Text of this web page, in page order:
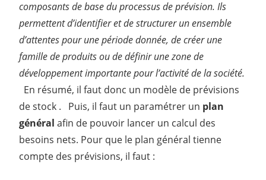
composants de base du processus de prévision. Ils
permettent d’identifier et de structurer un ensemble
d’attentes pour une période donnée, de créer une
famille de produits ou de définir une zone de
développement importante pour l’activité de la société.
En résumé, il faut donc un modèle de prévisions
de stock . Puis, il faut un paramétrer un plan
général afin de pouvoir lancer un calcul des
besoins nets. Pour que le plan général tienne
compte des prévisions, il faut :